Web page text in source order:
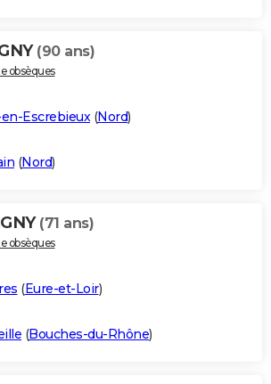
(90 ans)
obsèques
Escrebieux(Nord)
(Nord)
(71 ans)
obsèques
(Eure-et-Loir)
(Bouches-du-Rhône)